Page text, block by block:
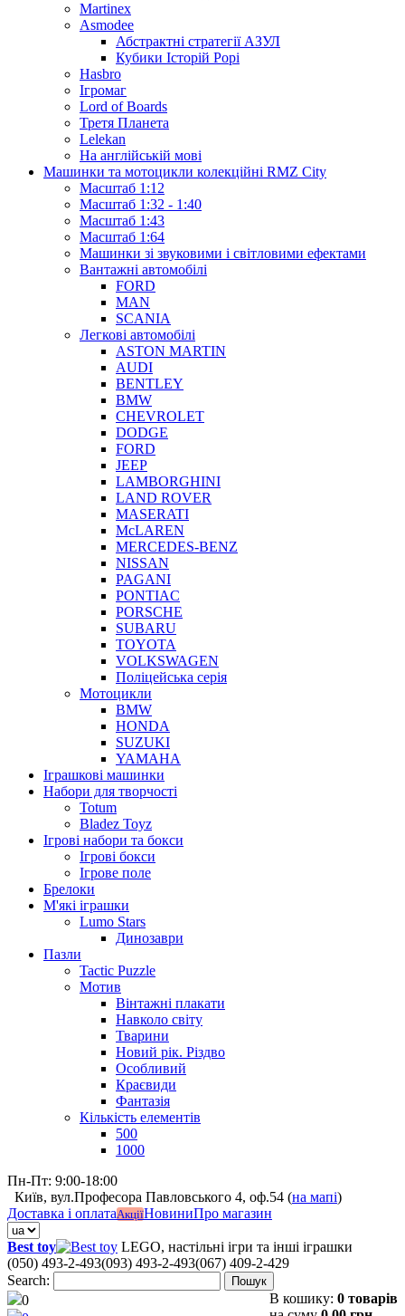
Martinex
Asmodee
Абстрактні стратегії АЗУЛ
Кубики Історій Рорі
Hasbro
Ігромаг
Lord of Boards
Третя Планета
Lelekan
На англійській мові
Машинки та мотоцикли колекційні RMZ City
Масштаб 1:12
Масштаб 1:32 - 1:40
Масштаб 1:43
Масштаб 1:64
Машинки зі звуковими і світловими ефектами
Вантажні автомобілі
FORD
MAN
SCANIA
Легкові автомобілі
ASTON MARTIN
AUDI
BENTLEY
BMW
CHEVROLET
DODGE
FORD
JEEP
LAMBORGHINI
LAND ROVER
MASERATI
McLAREN
MERCEDES-BENZ
NISSAN
PAGANI
PONTIAC
PORSCHE
SUBARU
TOYOTA
VOLKSWAGEN
Поліцейська серія
Мотоцикли
BMW
HONDA
SUZUKI
YAMAHA
Іграшкові машинки
Набори для творчості
Totum
Bladez Toyz
Ігрові набори та бокси
Ігрові бокси
Ігрове поле
Брелоки
М'які іграшки
Lumo Stars
Динозаври
Пазли
Tactic Puzzle
Мотив
Вінтажні плакати
Навколо світу
Тварини
Новий рік. Різдво
Особливий
Краєвиди
Фантазія
Кількість елементів
500
1000
Пн-Пт: 9:00-18:00
Київ, вул.Професора Павловського 4, оф.54 (на мапі)
Доставка і оплатаАкціїНовиниПро магазин
Best toy
LEGO, настільні ігри та інші іграшки
(050) 493-2-493(093) 493-2-493(067) 409-2-429
Search:
Пошук
0 В кошику: 0 товарів